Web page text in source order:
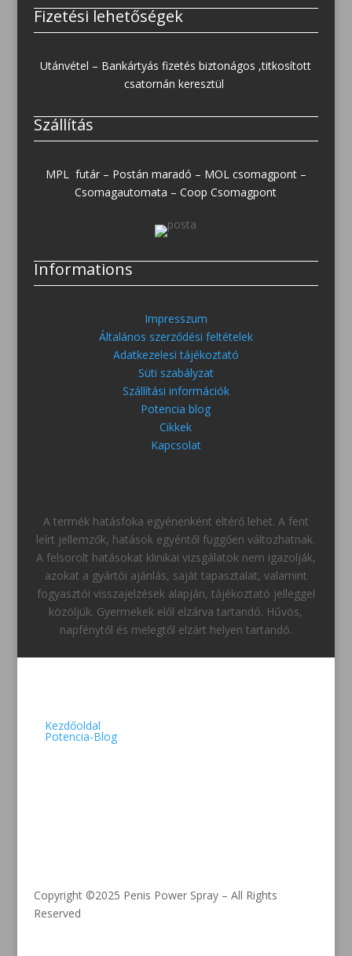
Fizetési lehetőségek
Utánvétel – Bankártyás fizetés biztonágos ,titkosított
csatornán keresztül
Szállítás
MPL futár – Postán maradó – MOL csomagpont –
Csomagautomata – Coop Csomagpont
Informations
Impresszum
Általános szerződési feltételek
Adatkezelesi tájékoztató
Süti szabályzat
Szállítási információk
Potencia blog
Cikkek
Kapcsolat
A termék hatásfoka egyénenként eltérő lehet. A fent
leírt jellemzők, hatások egyéntől függően változhatnak.
A felsorolt hatásokat klinikai vizsgálatok nem igazolják,
azokat a gyártói ajánlás, saját tapasztalat, valamint
fogyasztói visszajelzések alapján, tájékoztató jelleggel
közöljük. Gyermekek elől elzárva tartandó. Hűvös,
napfénytől és melegtől elzárt helyen tartandó.
Kezdőoldal
Potencia-Blog
Copyright ©2025 Penis Power Spray – All Rights
Reserved